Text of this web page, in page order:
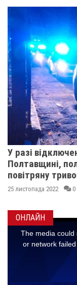
ОНЛАЙН
У разі
Полтавщині,
повітряну
25 листопада 2022 0